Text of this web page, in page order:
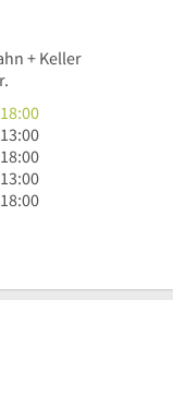
+ Keller
18:00
13:00
18:00
13:00
18:00